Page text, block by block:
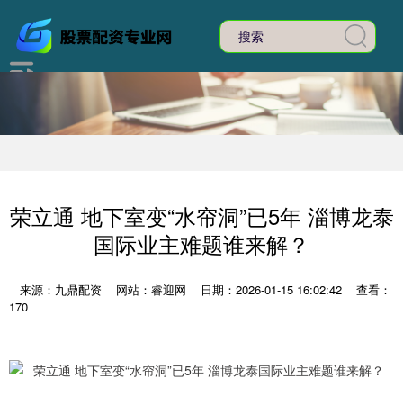
荣立通 地下室变“水帘洞”已5年 淄博龙泰
国际业主难题谁来解？
来源：九鼎配资 网站：睿迎网 日期：2026-01-15 16:02:42
查看：
170